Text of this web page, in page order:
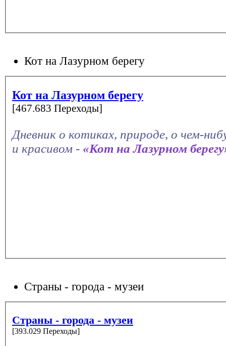
Кот на Лазурном берегу
Кот на Лазурном берегу
[467.683 Переходы]
Дневник о котиках, природе, о чем-
и красивом - «Кот на Лазурном
Страны - города - музеи
Страны - города - музеи
[393.029 Переходы]